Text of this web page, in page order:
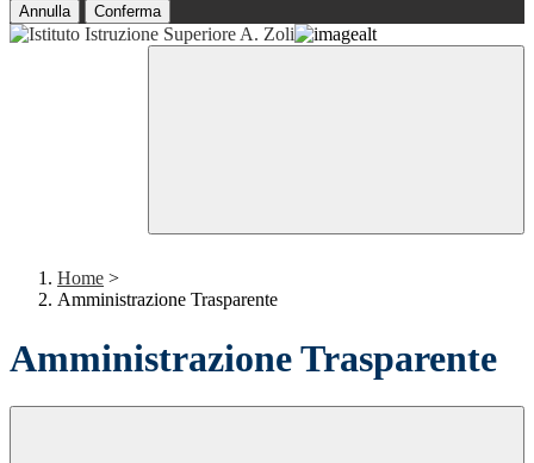
Annulla Conferma
Home >
Amministrazione Trasparente
Amministrazione Trasparente